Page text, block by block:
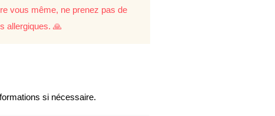
vous même, ne prenez pas de
allergiques. 🙏
si nécessaire.